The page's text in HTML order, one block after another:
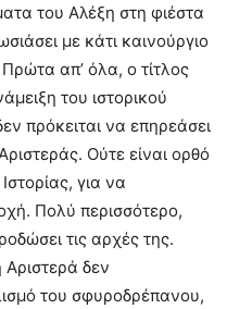
του Αλέξη στη φιέστα
με κάτι καινούργιο
απ’ όλα, ο τίτλος
του ιστορικού
πρόκειται να επηρεάσει
Ούτε είναι ορθό
για να
Πολύ περισσότερο,
τις αρχές της.
δεν
του σφυροδρέπανου,